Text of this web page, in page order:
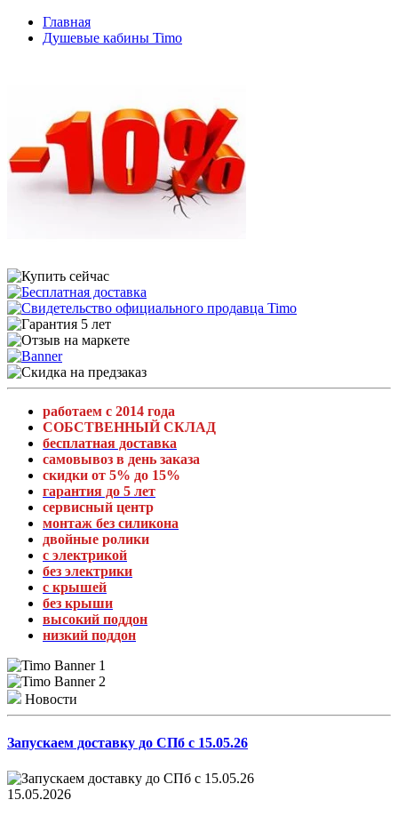
Главная
Душевые кабины Timo
работаем с 2014 года
СОБСТВЕННЫЙ СКЛАД
бесплатная доставка
самовывоз в день заказа
скидки от 5% до 15%
гарантия до 5 лет
сервисный центр
монтаж без силикона
двойные ролики
с электрикой
без электрики
с крышей
без крыши
высокий поддон
низкий поддон
Новости
Запускаем доставку до СПб с 15.05.26
15.05.2026